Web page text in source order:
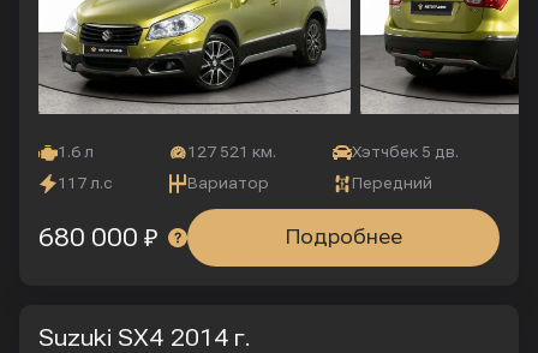
1.6 л 127 521 км.
Хэтчбек 5 дв.
117 л.с
Вариатор Передний
Подробнее
680 000 ₽
Suzuki SX4 2014 г.